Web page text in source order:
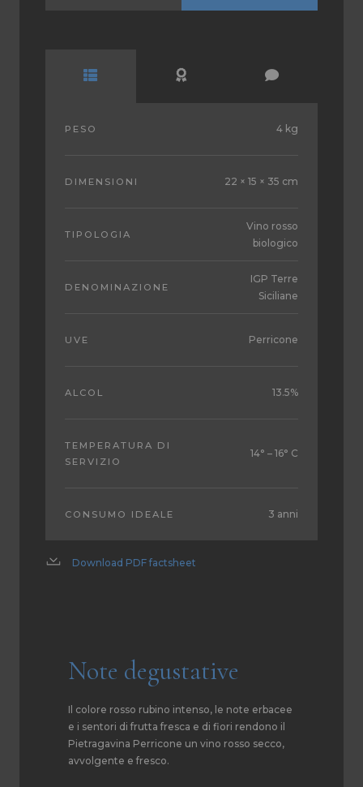
PESO 4 kg
DIMENSIONI 22 × 15 × 35 cm
TIPOLOGIA
Vino rosso
biologico
DENOMINAZIONE
IGP Terre
Siciliane
UVE Perricone
ALCOL 13.5%
TEMPERATURA DI
SERVIZIO
14° – 16° C
CONSUMO IDEALE 3 anni
Download PDF factsheet
Note degustative
Il colore rosso rubino intenso, le note erbacee
e i sentori di frutta fresca e di fiori rendono il
Pietragavina Perricone un vino rosso secco,
avvolgente e fresco.